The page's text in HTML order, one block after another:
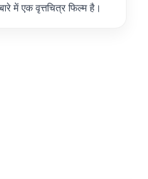
में एक वृत्तचित्र फिल्म है।